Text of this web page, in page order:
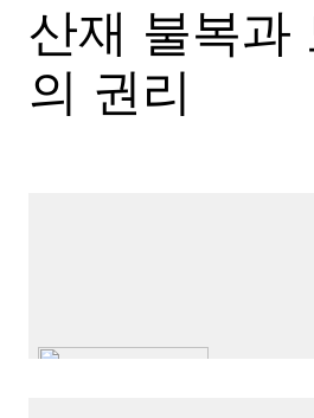
산재 불복과
의 권리